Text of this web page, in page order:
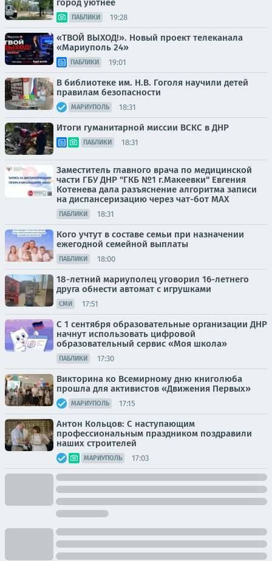
город уютнее
ПАБЛИКИ 19:28
«ТВОЙ ВЫХОД!». Новый проект телеканала
«Мариуполь 24»
ПАБЛИКИ 19:01
В библиотеке им. Н.В. Гоголя научили детей
правилам безопасности
МАРИУПОЛЬ 18:31
Итоги гуманитарной миссии ВСКС в ДНР
ПАБЛИКИ 18:31
Заместитель главного врача по медицинской
части ГБУ ДНР "ГКБ №1 г.Макеевки" Евгения
Котенева дала разъяснение алгоритма записи
на диспансеризацию через чат-бот МАХ
ПАБЛИКИ 18:31
Кого учтут в составе семьи при назначении
ежегодной семейной выплаты
ПАБЛИКИ 18:00
18-летний мариуполец уговорил 16-летнего
друга обнести автомат с игрушками
СМИ 17:51
С 1 сентября образовательные организации ДНР
начнут использовать цифровой
образовательный сервис «Моя школа»
ПАБЛИКИ 17:30
Викторина ко Всемирному дню книголюба
прошла для активистов «Движения Первых»
МАРИУПОЛЬ 17:15
Антон Кольцов: С наступающим
профессиональным праздником поздравили
наших строителей
МАРИУПОЛЬ 17:03